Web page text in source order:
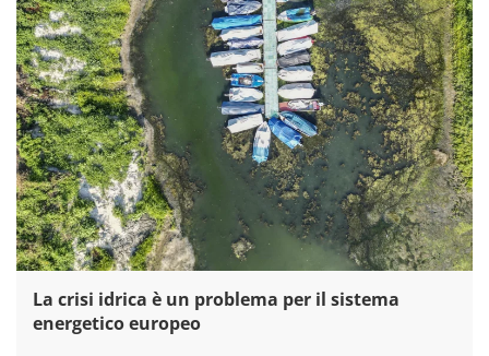
La crisi idrica è un problema per il sistema
energetico europeo